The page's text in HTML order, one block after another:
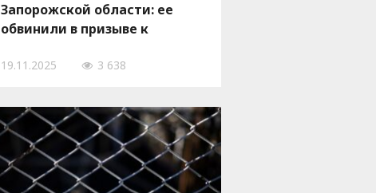
Запорожской области: ее
обвинили в призыве к
19.11.2025 3 638